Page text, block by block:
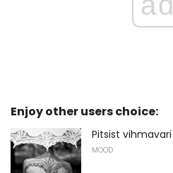
Enjoy other users choice:
Pitsist vihmavari
MOOD